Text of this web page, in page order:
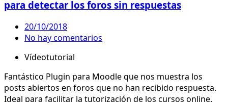
para detectar los foros sin respuestas
20/10/2018
No hay comentarios
Vídeotutorial
Fantástico Plugin para Moodle que nos muestra los
posts abiertos en foros que no han recibido respuesta.
Ideal para facilitar la tutorización de los cursos online.